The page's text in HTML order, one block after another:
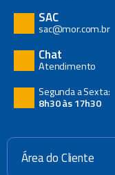
SAC
sac@mor.com.br
Chat
Atendimento
Segunda a Sexta:
8h30 às 17h30
Área do Cliente